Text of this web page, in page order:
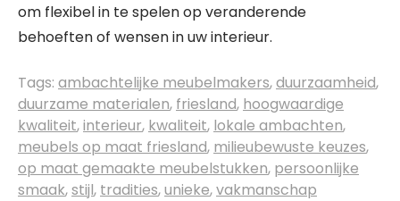
om flexibel in te spelen op veranderende
behoeften of wensen in uw interieur.
Tags: ambachtelijke meubelmakers,duurzaamheid,
duurzame materialen, friesland, hoogwaardige
kwaliteit,interieur, kwaliteit, lokale ambachten,
meubels op maat friesland, milieubewuste keuzes,
op maat gemaakte meubelstukken, persoonlijke
smaak,stijl, tradities,unieke,vakmanschap